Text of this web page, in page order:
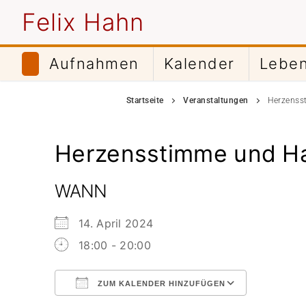
Inhalt
springen
Felix Hahn
Aufnahmen Kalender
Startseite Veranstaltungen
Herzensstimme und
WANN
14. April 2024
18:00 - 20:00
ZUM KALENDER HINZUFÜGEN